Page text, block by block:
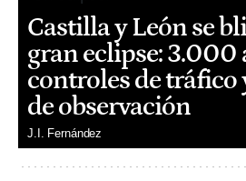
Castilla y León se
gran eclipse: 3.000
controles de tráfico
de observación
J.I. Fernández